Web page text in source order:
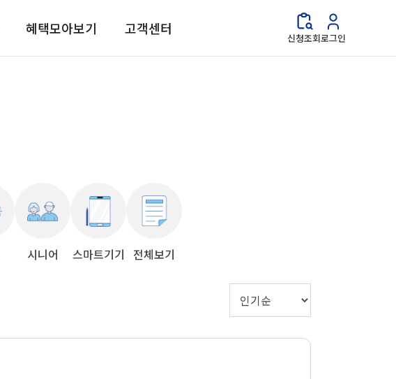
혜택모아보기 고객센터
신청조회로그인
시니어 스마트기기 전체보기